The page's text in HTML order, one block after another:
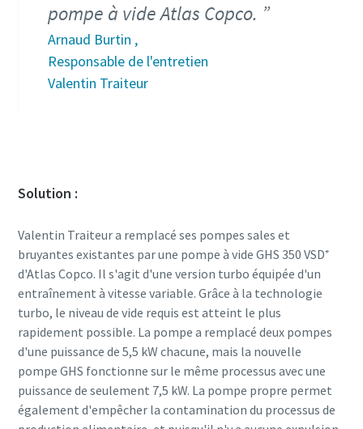
pompe à vide Atlas Copco.
Arnaud Burtin ,
Responsable de l'entretien
Valentin Traiteur
Solution :
Valentin Traiteur a remplacé ses pompes sales et
bruyantes existantes par une pompe à vide GHS 350 VSD⁺
d'Atlas Copco. Il s'agit d'une version turbo équipée d'un
entraînement à vitesse variable. Grâce à la technologie
turbo, le niveau de vide requis est atteint le plus
rapidement possible. La pompe a remplacé deux pompes
d'une puissance de 5,5 kW chacune, mais la nouvelle
pompe GHS fonctionne sur le même processus avec une
puissance de seulement 7,5 kW. La pompe propre permet
également d'empêcher la contamination du processus de